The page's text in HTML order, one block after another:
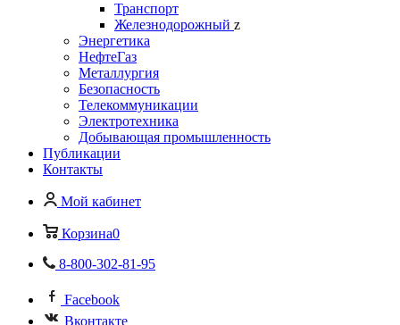
Транспорт
Железнодорожный z
Энергетика
НефтеГаз
Металлургия
Безопасность
Телекоммуникации
Электротехника
Добывающая промышленность
Публикации
Контакты
Мой кабинет
Корзина0
8-800-302-81-95
Facebook
Вконтакте